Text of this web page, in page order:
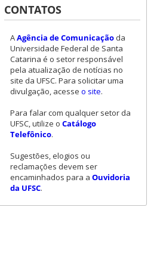
CONTATOS
AAgência de Comunicaçãoda
Universidade Federal de Santa
Catarina é o setor responsável
pela atualização de notícias no
site da UFSC. Para solicitar uma
divulgação, acesse o site.
Para falar com qualquer setor da
UFSC, utilize o Catálogo
Telefônico.
Sugestões, elogios ou
reclamações devem ser
encaminhados para a Ouvidoria
da UFSC.